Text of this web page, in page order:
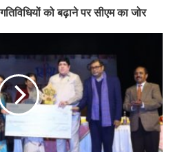
को बढ़ाने पर सीएम का जोर